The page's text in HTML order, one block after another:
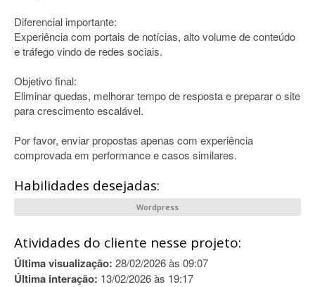
Diferencial importante:
Experiência com portais de notícias, alto volume de conteúdo
e tráfego vindo de redes sociais.
Objetivo final:
Eliminar quedas, melhorar tempo de resposta e preparar o site
para crescimento escalável.
Por favor, enviar propostas apenas com experiência
comprovada em performance e casos similares.
Habilidades desejadas:
Wordpress
Atividades do cliente nesse projeto:
Última visualização: 28/02/2026 às 09:07
Última interação: 13/02/2026 às 19:17